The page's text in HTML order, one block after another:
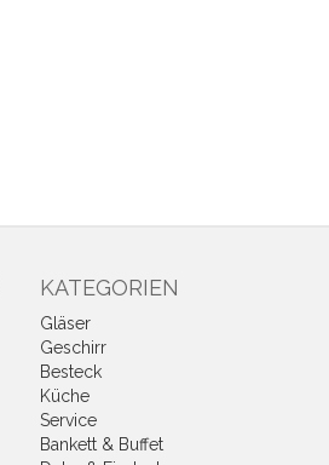
KATEGORIEN
Gläser
Geschirr
Besteck
Küche
Service
Bankett & Buffet